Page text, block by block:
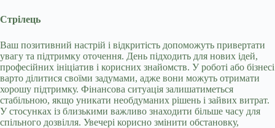
Стрілець
Ваш позитивний настрій і відкритість допоможуть привертати
увагу та підтримку оточення. День підходить для нових ідей,
професійних ініціатив і корисних знайомств. У роботі або бізнесі
варто ділитися своїми задумами, адже вони можуть отримати
хорошу підтримку. Фінансова ситуація залишатиметься
стабільною, якщо уникати необдуманих рішень і зайвих витрат.
У стосунках із близькими важливо знаходити більше часу для
спільного дозвілля. Увечері корисно змінити обстановку,